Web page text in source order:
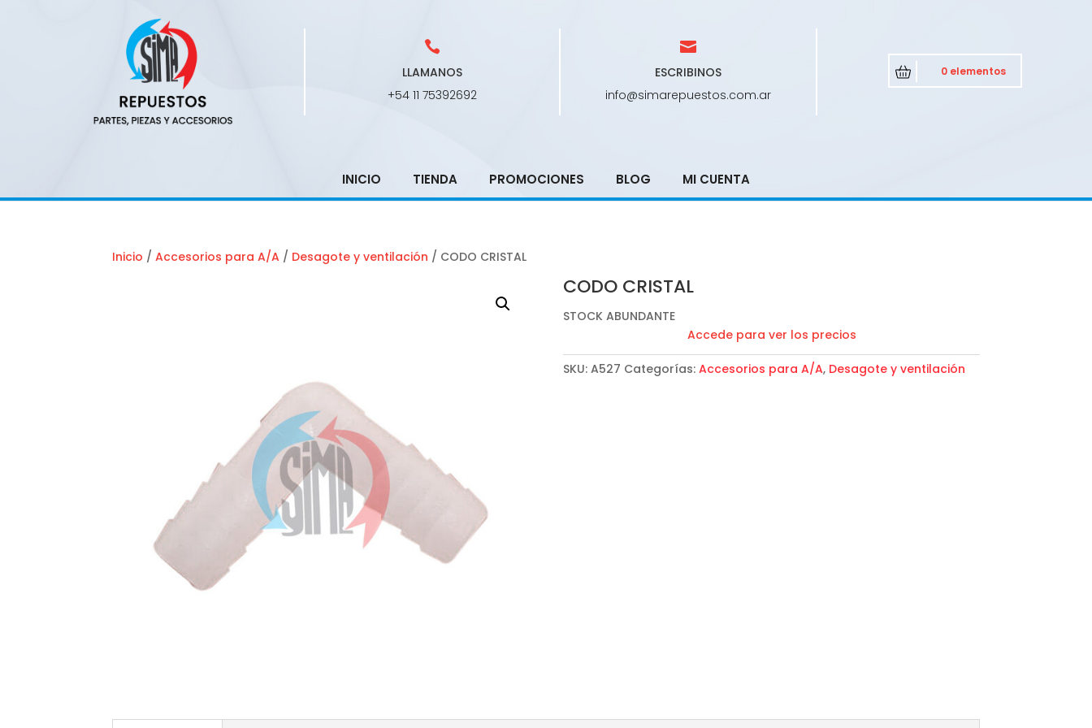
LLAMANOS
+54 11 75392692
ESCRIBINOS
info@simarepuestos.com.ar
0 elementos
INICIO TIENDA PROMOCIONES BLOG MI CUENTA
Inicio / Accesorios para A/A / Desagote y ventilación / CODO CRISTAL
CODO CRISTAL
STOCK ABUNDANTE
Accede para ver los precios
SKU:A527 Categorías:Accesorios para A/A, Desagote y ventilación